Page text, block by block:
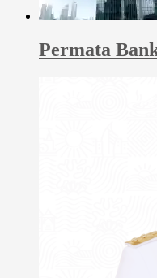
Permata